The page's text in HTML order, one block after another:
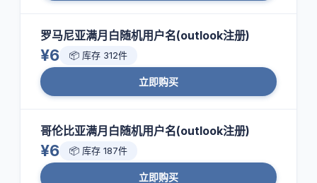
罗马尼亚满月白随机用户名(outlook注册)
¥6 📦 库存 312件
立即购买
哥伦比亚满月白随机用户名(outlook注册)
¥6 📦 库存 187件
立即购买